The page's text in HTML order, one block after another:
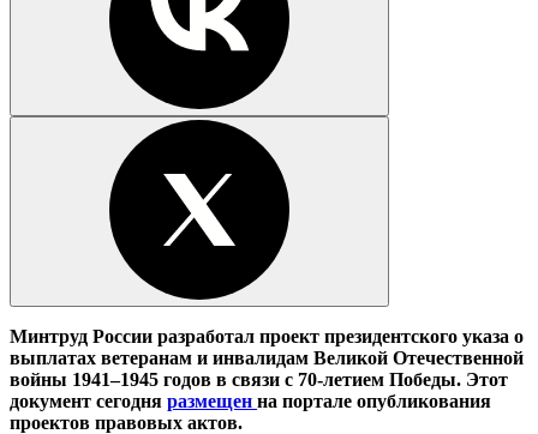
Минтруд России разработал проект президентского указа о
выплатах ветеранам и инвалидам Великой Отечественной
войны 1941–1945 годов в связи с 70-летием Победы. Этот
документ сегодня размещен на портале опубликования
проектов правовых актов.